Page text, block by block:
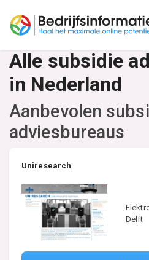
Alle subsidie
in Nederland
Aanbevolen
adviesbureaus
Uniresearch
Delft